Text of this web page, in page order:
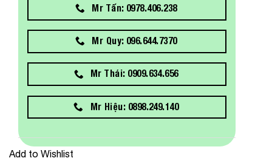
Mr Tấn: 0978.406.238
Mr Quy: 096.644.7370
Mr Thái: 0909.634.656
Mr Hiệu: 0898.249.140
Add to Wishlist